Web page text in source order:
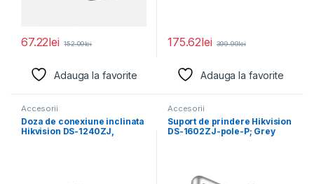
67.22lei 152.09lei
Adauga la favorite
175.62lei 399.99lei
Adauga la favorite
Accesorii
Doza de conexiune inclinata
Hikvision DS-1240ZJ,
Accesorii
Suport de prindere Hikvision
DS-1602ZJ-pole-P; Grey